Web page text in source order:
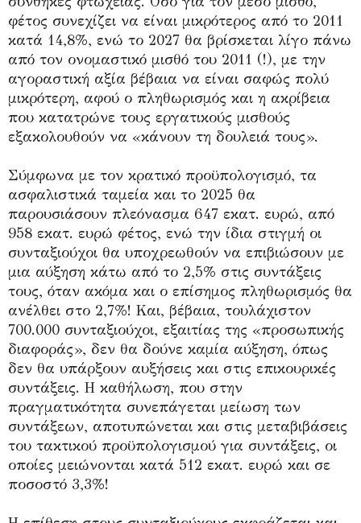
φέτος συνεχίζει να είναι μικρότερος από το 2011
κατά 14,8%, ενώ το 2027 θα βρίσκεται λίγο πάνω
από τον ονομαστικό μισθό του 2011 (!), με την
αγοραστική αξία βέβαια να είναι σαφώς πολύ
μικρότερη, αφού ο πληθωρισμός και η ακρίβεια
που κατατρώνε τους εργατικούς μισθούς
εξακολουθούν να «κάνουν τη δουλειά τους».
Σύμφωνα με τον κρατικό προϋπολογισμό, τα
ασφαλιστικά ταμεία και το 2025 θα
παρουσιάσουν πλεόνασμα 647 εκατ. ευρώ, από
958 εκατ. ευρώ φέτος, ενώ την ίδια στιγμή οι
συνταξιούχοι θα υποχρεωθούν να επιβιώσουν με
μια αύξηση κάτω από το 2,5% στις συντάξεις
τους, όταν ακόμα και ο επίσημος πληθωρισμός θα
ανέλθει στο 2,7%! Και, βέβαια, τουλάχιστον
700.000 συνταξιούχοι, εξαιτίας της «προσωπικής
διαφοράς», δεν θα δούνε καμία αύξηση, όπως
δεν θα υπάρξουν αυξήσεις και στις επικουρικές
συντάξεις. Η καθήλωση, που στην
πραγματικότητα συνεπάγεται μείωση των
συντάξεων, αποτυπώνεται και στις μεταβιβάσεις
του τακτικού προϋπολογισμού για συντάξεις, οι
οποίες μειώνονται κατά 512 εκατ. ευρώ και σε
ποσοστό 3,3%!